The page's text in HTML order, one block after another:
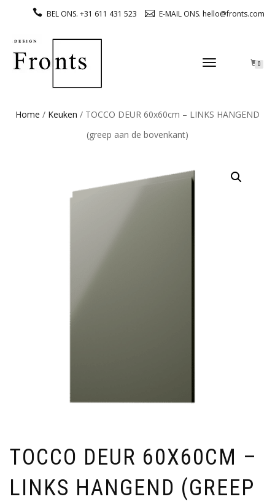
BEL ONS. +31 611 431 523 E-MAIL ONS. hello@fronts.com
TOGGLE
0
Home / Keuken / TOCCO DEUR 60x60cm – LINKS HANGEND
(greep aan de bovenkant)
TOCCO DEUR 60X60CM –
LINKS HANGEND (GREEP